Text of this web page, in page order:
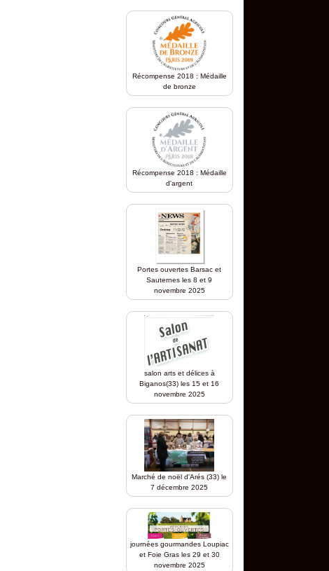
Récompense 2018 : Médaille
de bronze
Récompense 2018 : Médaille
d'argent
Portes ouvertes Barsac et
Sauternes les 8 et 9
novembre 2025
salon arts et délices à
Biganos(33) les 15 et 16
novembre 2025
Marché de noël d'Arés (33) le
7 décembre 2025
journées gourmandes Loupiac
et Foie Gras les 29 et 30
novembre 2025